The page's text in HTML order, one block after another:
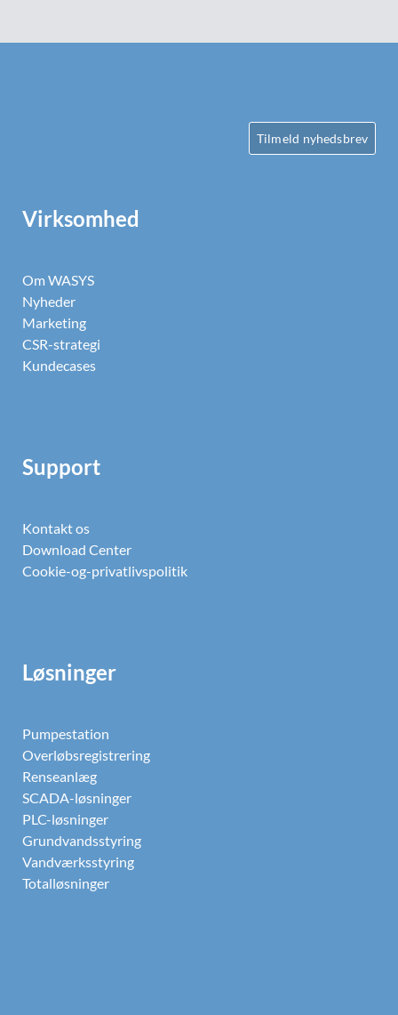
Tilmeld nyhedsbrev
Virksomhed
Om WASYS
Nyheder
Marketing
CSR-strategi
Kundecases
Support
Kontakt os
Download Center
Cookie-og-privatlivspolitik
Løsninger
Pumpestation
Overløbsregistrering
Renseanlæg
SCADA-løsninger
PLC-løsninger
Grundvandsstyring
Vandværksstyring
Totalløsninger